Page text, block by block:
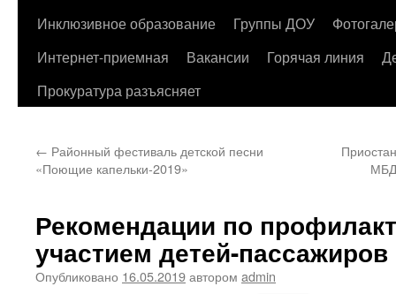
содержимому
Инклюзивное образование
Группы ДОУ
Интернет-приемная
Вакансии Горячая линия
Прокуратура разъясняет
← Районный фестиваль детской песни
«Поющие капельки-2019»
Рекомендации по
участием детей-пассажиров
Опубликовано 16.05.2019автором admin